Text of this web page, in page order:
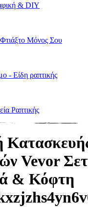
& DIY
Μόνος Σου
- Είδη ραπτικής
Ραπτικής
Vevor
& Κόφτη